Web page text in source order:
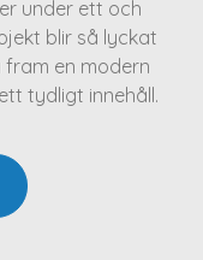
under ett och
blir så lyckat
en modern
tydligt innehåll.